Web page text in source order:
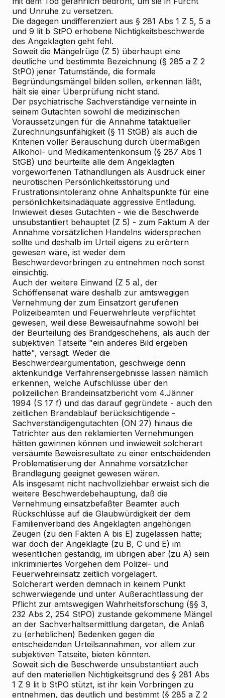
und Unruhe zu versetzen.
Die dagegen undifferenziert aus § 281 Abs 1 Z 5, 5 a
und 9 lit b StPO erhobene Nichtigkeitsbeschwerde
des Angeklagten geht fehl.
Soweit die Mängelrüge (Z 5) überhaupt eine
deutliche und bestimmte Bezeichnung (§ 285 a Z 2
StPO) jener Tatumstände, die formale
Begründungsmängel bilden sollen, erkennen läßt,
hält sie einer Überprüfung nicht stand.
Der psychiatrische Sachverständige verneinte in
seinem Gutachten sowohl die medizinischen
Voraussetzungen für die Annahme tataktueller
Zurechnungsunfähigkeit (§ 11 StGB) als auch die
Kriterien voller Berauschung durch übermäßigen
Alkohol- und Medikamentenkonsum (§ 287 Abs 1
StGB) und beurteilte alle dem Angeklagten
vorgeworfenen Tathandlungen als Ausdruck einer
neurotischen Persönlichkeitsstörung und
Frustrationsintoleranz ohne Anhaltspunkte für eine
persönlichkeitsinadäquate aggressive Entladung.
Inwieweit dieses Gutachten - wie die Beschwerde
unsubstantiiert behauptet (Z 5) - zum Faktum A der
Annahme vorsätzlichen Handelns widersprechen
sollte und deshalb im Urteil eigens zu erörtern
gewesen wäre, ist weder dem
Beschwerdevorbringen zu entnehmen noch sonst
einsichtig.
Auch der weitere Einwand (Z 5 a), der
Schöffensenat wäre deshalb zur amtswegigen
Vernehmung der zum Einsatzort gerufenen
Polizeibeamten und Feuerwehrleute verpflichtet
gewesen, weil diese Beweisaufnahme sowohl bei
der Beurteilung des Brandgeschehens, als auch der
subjektiven Tatseite "ein anderes Bild ergeben
hätte", versagt. Weder die
Beschwerdeargumentation, geschweige denn
aktenkundige Verfahrensergebnisse lassen nämlich
erkennen, welche Aufschlüsse über den
polizeilichen Brandeinsatzbericht vom 4.Jänner
1994 (S 17 f) und das darauf gegründete - auch den
zeitlichen Brandablauf berücksichtigende -
Sachverständigengutachten (ON 27) hinaus die
Tatrichter aus den reklamierten Vernehmungen
hätten gewinnen können und inwieweit solcherart
versäumte Beweisresultate zu einer entscheidenden
Problematisierung der Annahme vorsätzlicher
Brandlegung geeignet gewesen wären.
Als insgesamt nicht nachvollziehbar erweist sich die
weitere Beschwerdebehauptung, daß die
Vernehmung einsatzbefaßter Beamter auch
Rückschlüsse auf die Glaubwürdigkeit der dem
Familienverband des Angeklagten angehörigen
Zeugen (zu den Fakten A bis E) zugelassen hätte;
war doch der Angeklagte (zu B, C und E) im
wesentlichen geständig, im übrigen aber (zu A) sein
inkriminiertes Vorgehen dem Polizei- und
Feuerwehreinsatz zeitlich vorgelagert.
Solcherart werden demnach in keinem Punkt
schwerwiegende und unter Außerachtlassung der
Pflicht zur amtswegigen Wahrheitsforschung (§§ 3,
232 Abs 2, 254 StPO) zustande gekommene Mängel
an der Sachverhaltsermittlung dargetan, die Anlaß
zu (erheblichen) Bedenken gegen die
entscheidenden Urteilsannahmen, vor allem zur
subjektiven Tatseite, bieten könnten.
Soweit sich die Beschwerde unsubstantiiert auch
auf den materiellen Nichtigkeitsgrund des § 281 Abs
1 Z 9 lit b StPO stützt, ist ihr kein Vorbringen zu
entnehmen, das deutlich und bestimmt (§ 285 a Z 2